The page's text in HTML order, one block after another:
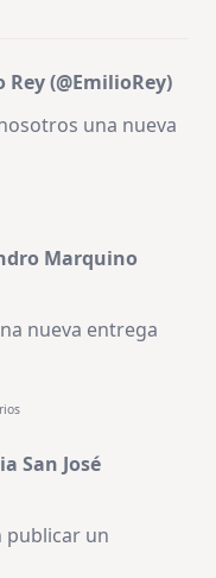
(@EmilioRey)
una nueva
Marquino
nueva entrega
En
A
Alejandro
San José
publicar un